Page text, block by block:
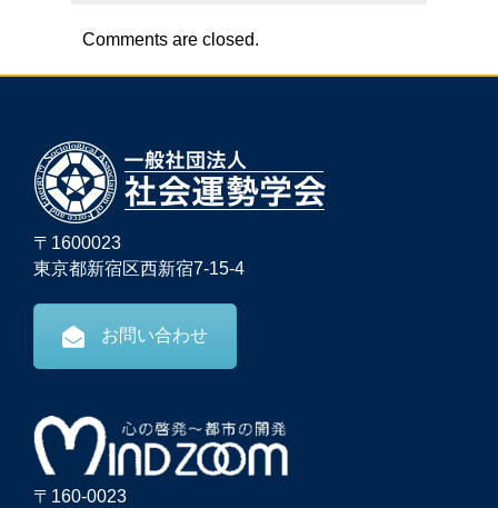
Comments are closed.
〒1600023
東京都新宿区西新宿7-15-4
お問い合わせ
〒160-0023